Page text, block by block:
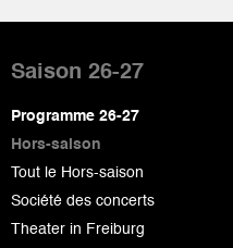
de
page
Saison 26-27
Programme 26-27
Hors-saison
Tout le Hors-saison
Société des concerts
Theater in Freiburg